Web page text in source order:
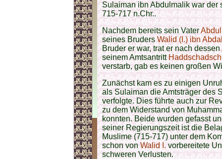
Sulaiman ibn Abdulmalik war der
715-717 n.Chr..
Nachdem bereits sein Vater
seines BrudersWalid (I.) ibn
Bruder er war, trat er nach dessen
seinem Amtsantritt
verstarb, gab es keinen großen
Zunächst kam es zu einigen
als Sulaiman die Amtsträger des
verfolgte. Dies führte auch zur
zu dem Widerstand von
konnten. Beide wurden gefasst
seiner Regierungszeit ist die
Muslime (715-717) unter dem
schon vonWalid I.vorbereitete
schweren Verlusten.